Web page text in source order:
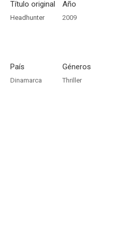
Título original
Headhunter
Año
2009
País
Dinamarca
Géneros
Thriller